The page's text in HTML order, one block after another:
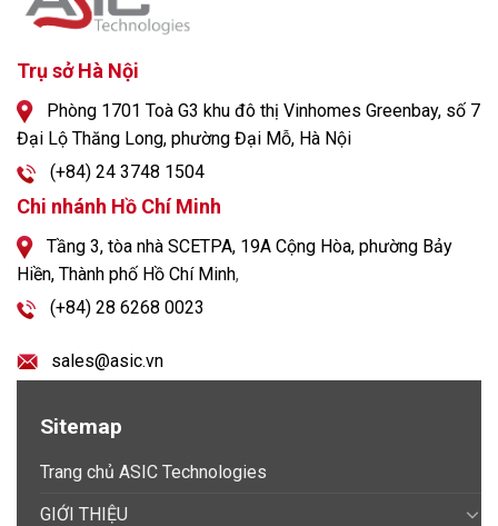
Trụ sở Hà Nội
Phòng 1701 Toà G3 khu đô thị Vinhomes Greenbay, số 7
Đại Lộ Thăng Long, phường Đại Mỗ, Hà Nội
(+84) 24 3748 1504
Chi nhánh Hồ Chí Minh
Tầng 3, tòa nhà SCETPA, 19A Cộng Hòa, phường Bảy
Hiền, Thành phố Hồ Chí Minh,
(+84) 28 6268 0023
sales@asic.vn
Sitemap
Trang chủ ASIC Technologies
GIỚI THIỆU